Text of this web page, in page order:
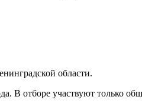
области.
В отборе участвуют только